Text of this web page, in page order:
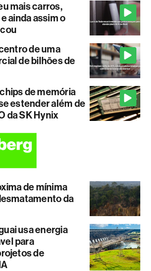
mais carros,
ainda assim o
de uma
de bilhões de
de memória
estender além de
da SK Hynix
de mínima
da
usa energia
para
de